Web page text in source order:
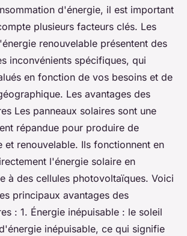
d'énergie, il est important
plusieurs facteurs clés. Les
renouvelable présentent des
inconvénients spécifiques, qui
en fonction de vos besoins et de
Les avantages des
Les panneaux solaires sont une
répandue pour produire de
et renouvelable. Ils fonctionnent en
l'énergie solaire en
à des cellules photovoltaïques. Voici
principaux avantages des
: 1. Énergie inépuisable : le soleil
inépuisable, ce qui signifie